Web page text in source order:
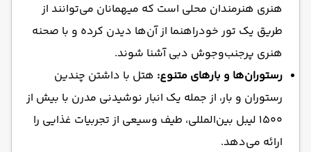
هنری هنرمندان محلی است که میهمانان می‌توانند از
طریق یک تور خودراهنما از آن‌ها دیدن کرده و با صحنه
هنری پرجنب‌وجوش دبی آشنا شوند.
رستوران‌ها و بارهای متنوع: هتل با داشتن چندین
رستوران و بار، از جمله یک انبار نوشیدنی مدرن با بیش از
۱۵۰۰ لیبل بین‌المللی، طیف وسیعی از تجربیات غذایی را
ارائه می‌دهد.